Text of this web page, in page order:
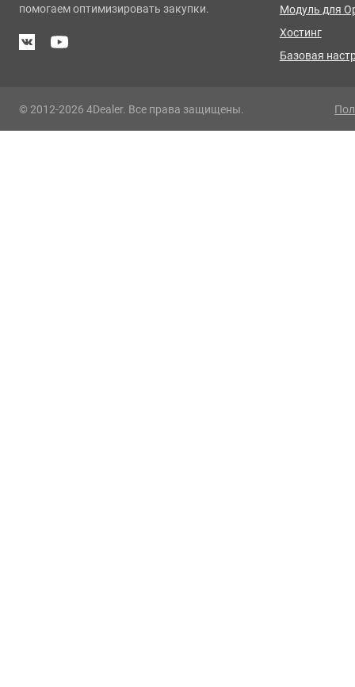
помогаем оптимизировать закупки.
Модуль для
Хостинг
Базовая
© 2012-2026 4Dealer. Все права защищены.